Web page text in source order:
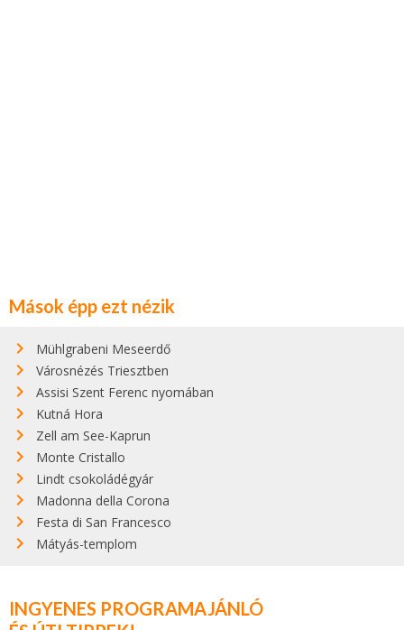
Mások épp ezt nézik
Mühlgrabeni Meseerdő
Városnézés Triesztben
Assisi Szent Ferenc nyomában
Kutná Hora
Zell am See-Kaprun
Monte Cristallo
Lindt csokoládégyár
Madonna della Corona
Festa di San Francesco
Mátyás-templom
INGYENES PROGRAMAJÁNLÓ